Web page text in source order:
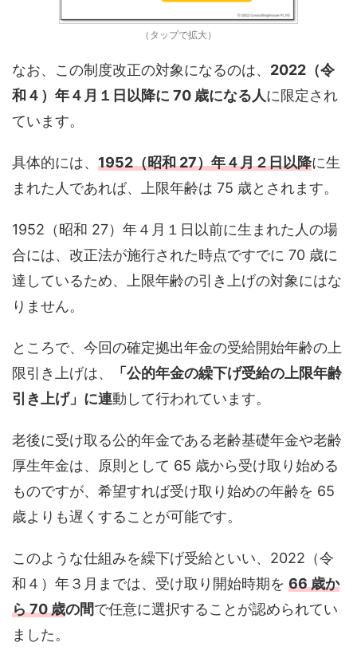
（タップで拡大）
なお、この制度改正の対象になるのは、 2022（令
和４）年４月１日以降に 70 歳になる人に限定され
ています。
具体的には、 1952（昭和 27）年４月２日以降に生
まれた人であれば、上限年齢は 75 歳とされます。
1952（昭和 27）年４月１日以前に生まれた人の場
合には、改正法が施行された時点ですでに 70 歳に
達しているため、上限年齢の引き上げの対象にはな
りません。
ところで、今回の確定拠出年金の受給開始年齢の上
限引き上げは、
「公的年金の繰下げ受給の上限年齢
引き上げ」に連動して行われています。
老後に受け取る公的年金である老齢基礎年金や老齢
厚生年金は、原則として 65 歳から受け取り始める
ものですが、希望すれば受け取り始めの年齢を 65
歳よりも遅くすることが可能です。
このような仕組みを繰下げ受給といい、2022（令
和４）年３月までは、受け取り開始時期を 66 歳か
ら 70 歳の間で任意に選択することが認められてい
ました。